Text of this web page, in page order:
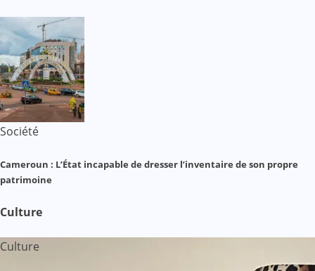
Société
Cameroun : L’État incapable de dresser l’inventaire de son propre
patrimoine
Culture
Culture